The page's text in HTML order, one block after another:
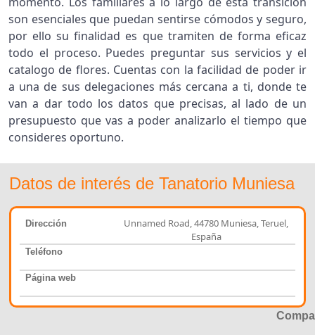
son esenciales que puedan sentirse cómodos y seguro,
por ello su finalidad es que tramiten de forma eficaz
todo el proceso. Puedes preguntar sus servicios y el
catalogo de flores. Cuentas con la facilidad de poder ir
a una de sus delegaciones más cercana a ti, donde te
van a dar todo los datos que precisas, al lado de un
presupuesto que vas a poder analizarlo el tiempo que
consideres oportuno.
Datos de interés de Tanatorio Muniesa
Dirección
Unnamed Road, 44780 Muniesa, Teruel,
España
Teléfono
Página web